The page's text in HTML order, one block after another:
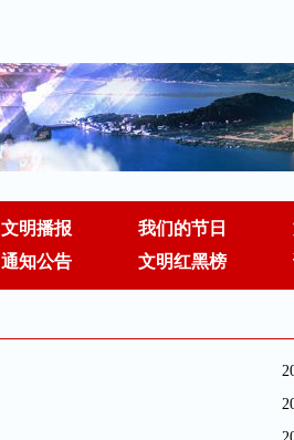
文明播报 我们的节日
通知公告
文明红黑榜